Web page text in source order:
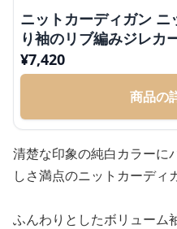
ニットカーディガン
り袖のリブ編みジレカ
¥7,420
商品の
清楚な印象の純白カラーに
しさ満点のニットカーディ
ふんわりとしたボリューム